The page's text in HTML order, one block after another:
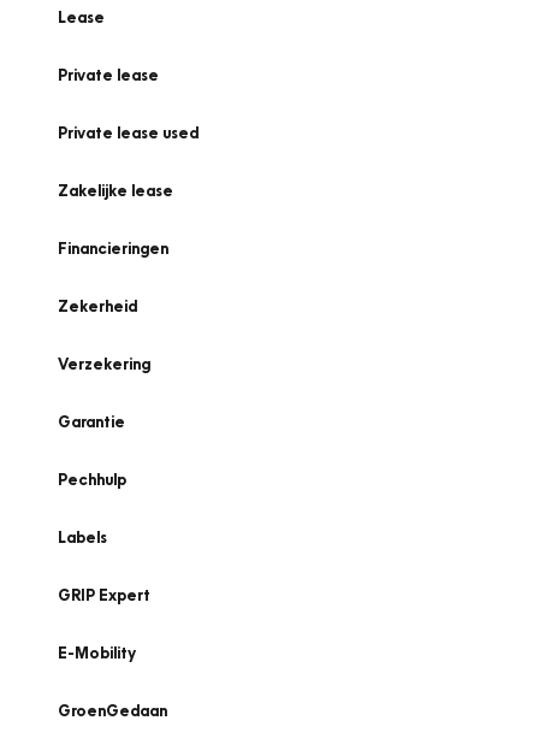
Lease
Private lease
Private lease used
Zakelijke lease
Financieringen
Zekerheid
Verzekering
Garantie
Pechhulp
Labels
GRIP Expert
E-Mobility
GroenGedaan